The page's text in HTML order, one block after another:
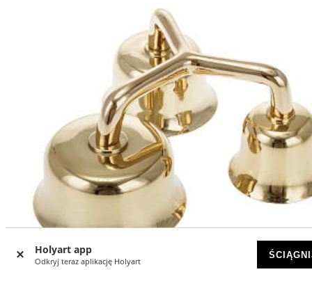
Holyart app
Odkryj teraz aplikację Holyart